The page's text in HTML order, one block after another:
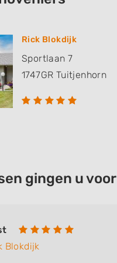
Rick Blokdijk
Sportlaan 7
1747GR Tuitjenhorn
gingen u voor
Blokdijk